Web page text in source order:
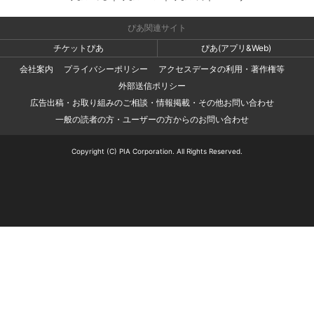
ぴあ関連サイト
チケットぴあ
ぴあ(アプリ&Web)
会社案内
プライバシーポリシー
アクセスデータの利用・著作権等
外部送信ポリシー
広告出稿・お取り組みのご相談・情報掲載・その他お問い合わせ
一般の読者の方・ユーザーの方からのお問い合わせ
Copyright (C) PIA Corporation. All Rights Reserved.